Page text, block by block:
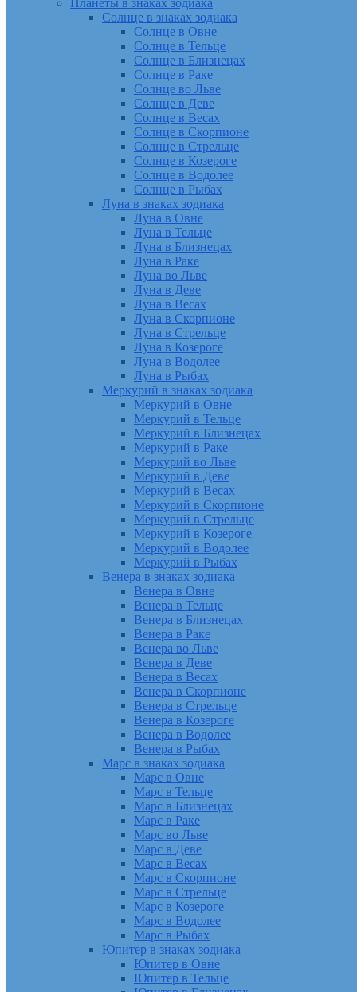
Планеты в знаках зодиака
Солнце в знаках зодиака
Солнце в Овне
Солнце в Тельце
Солнце в Близнецах
Солнце в Раке
Солнце во Льве
Солнце в Деве
Солнце в Весах
Солнце в Скорпионе
Солнце в Стрельце
Солнце в Козероге
Солнце в Водолее
Солнце в Рыбах
Луна в знаках зодиака
Луна в Овне
Луна в Тельце
Луна в Близнецах
Луна в Раке
Луна во Льве
Луна в Деве
Луна в Весах
Луна в Скорпионе
Луна в Стрельце
Луна в Козероге
Луна в Водолее
Луна в Рыбах
Меркурий в знаках зодиака
Меркурий в Овне
Меркурий в Тельце
Меркурий в Близнецах
Меркурий в Раке
Меркурий во Льве
Меркурий в Деве
Меркурий в Весах
Меркурий в Скорпионе
Меркурий в Стрельце
Меркурий в Козероге
Меркурий в Водолее
Меркурий в Рыбах
Венера в знаках зодиака
Венера в Овне
Венера в Тельце
Венера в Близнецах
Венера в Раке
Венера во Льве
Венера в Деве
Венера в Весах
Венера в Скорпионе
Венера в Стрельце
Венера в Козероге
Венера в Водолее
Венера в Рыбах
Марс в знаках зодиака
Марс в Овне
Марс в Тельце
Марс в Близнецах
Марс в Раке
Марс во Льве
Марс в Деве
Марс в Весах
Марс в Скорпионе
Марс в Стрельце
Марс в Козероге
Марс в Водолее
Марс в Рыбах
Юпитер в знаках зодиака
Юпитер в Овне
Юпитер в Тельце